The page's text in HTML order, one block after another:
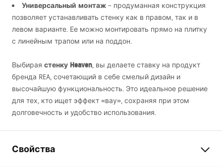
Универсальный монтаж – продуманная конструкция
позволяет устанавливать стенку как в правом, так и в
левом варианте. Ее можно монтировать прямо на плитку
с линейным трапом или на поддон.
Выбирая стенку Heaven, вы делаете ставку на продукт
бренда REA, сочетающий в себе смелый дизайн и
высочайшую функциональность. Это идеальное решение
для тех, кто ищет эффект «вау», сохраняя при этом
долговечность и удобство использования.
Свойства